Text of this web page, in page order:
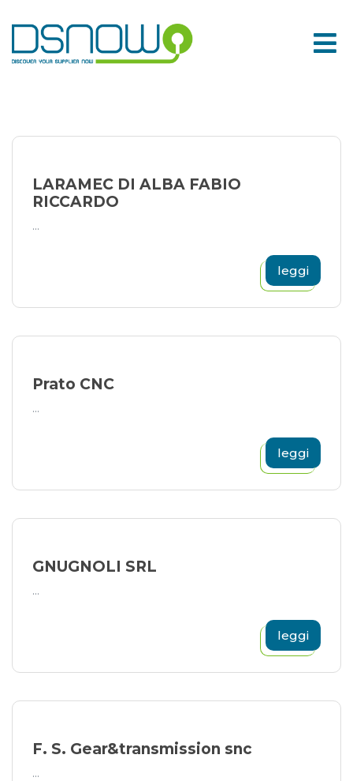
to
content
LARAMEC DI ALBA FABIO
RICCARDO
...
leggi
Prato CNC
...
leggi
GNUGNOLI SRL
...
leggi
F. S. Gear&transmission snc
...